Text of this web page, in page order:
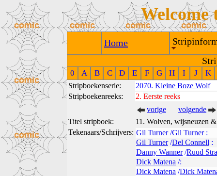
Welcome
Home
0 A B C D E F G H I J K
Stripboekenserie: 2070. Kleine Boze Wolf
Stripboekenreeks:
2. Eerste reeks
vorige
volgende
Titel stripboek:
11. Wolven, wijsneuzen
Tekenaars/Schrijvers: Gil Turner/Gil Turner:
Gil Turner/Del Connell :
Danny Wanner/Ruud
Dick Matena /:
Dick Matena /Dick